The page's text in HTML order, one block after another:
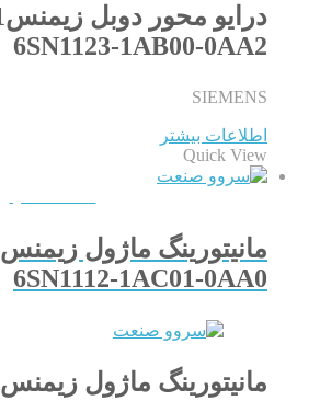
درایو محور دوبل زیمنس611 2x15A
6SN1123-1AB00-0AA2
SIEMENS
اطلاعات بیشتر
Quick View
مانیتورینگ ماژول زیمنس 611
6SN1112-1AC01-0AA0
مانیتورینگ ماژول زیمنس 611